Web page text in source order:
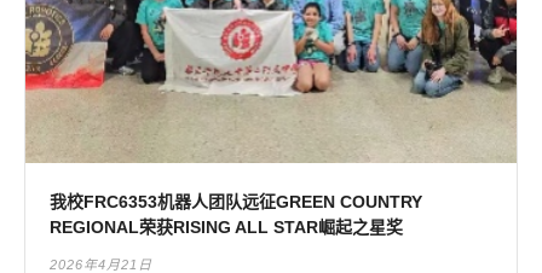
我校FRC6353机器人团队远征GREEN COUNTRY
REGIONAL荣获RISING ALL STAR崛起之星奖
2026年4月21日